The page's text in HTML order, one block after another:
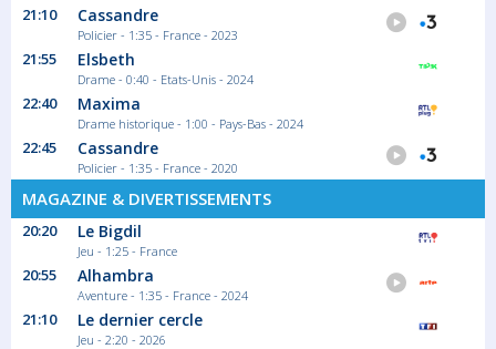
OPJ
Saison 7 épisode 6
Série/Feuilleton Policier
02:00
Pour faire avancer l'enquête sur l'agression
de...
Série/Feuilleton Policier
21:10 Cassandre
Policier - 1:35 - France - 2023
21:55 Elsbeth
Drame - 0:40 - Etats-Unis - 2024
22:40 Maxima
Drame historique - 1:00 - Pays-Bas - 2024
22:45 Cassandre
Policier - 1:35 - France - 2020
MAGAZINE & DIVERTISSEMENTS
20:20 Le Bigdil
Jeu - 1:25 - France
20:55 Alhambra
Aventure - 1:35 - France - 2024
21:10 Le dernier cercle
Jeu - 2:20 - 2026